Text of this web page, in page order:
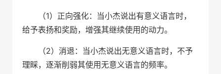
（1）正向强化：当小杰说出有意义语言时，
给予表扬和奖励，增强其继续使用的动力。
（2）消退：当小杰说出无意义语言时，不予
理睬，逐渐削弱其使用无意义语言的频率。